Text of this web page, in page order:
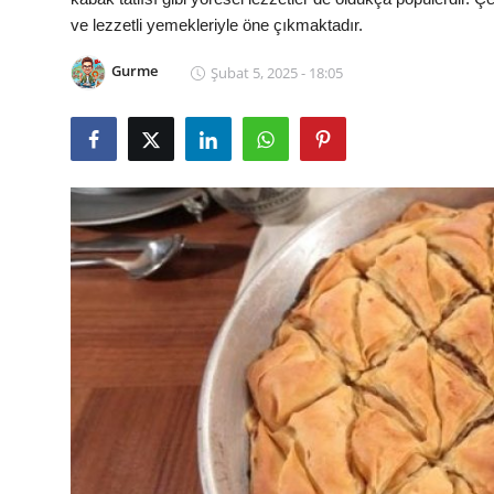
Kalori & Diyet Rehberi
Mutfak Püf Noktaları & İpuçları
Mekan & Lezzet Rotaları
İçecek Kültürü & Barista
Yöresel Tarifler & Ev Yemekleri
Gıda Güvenliği & Sağlık
İçecek Kültürü & Rehberleri
Popüler Kültür & Mutfak Tarihi
Mutfak Temizliği & Pratik Bilgiler
ve lezzetli yemekleriyle öne çıkmaktadır.
Gurme Şubat 5, 2025 - 18:05